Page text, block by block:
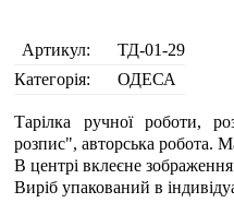
Артикул:
ТД-01-29
Категорія:
ОДЕСА
Тарілка ручної роботи,
розпис", авторська робота.
В центрі вклеєне
Виріб упакований в